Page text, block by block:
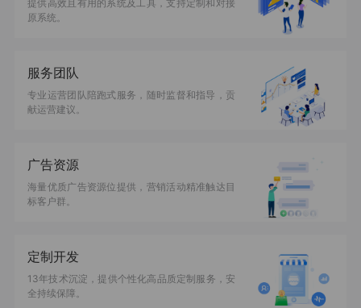
提供高效且有用的系统及工具，支持定制和对接
原系统。
服务团队
专业运营团队陪跑式服务，随时监督和指导，贡
献运营建议。
广告资源
海量优质广告资源位提供，营销活动精准触达目
标客户群。
定制开发
13年技术沉淀，提供个性化高品质定制服务，安
全持续保障。